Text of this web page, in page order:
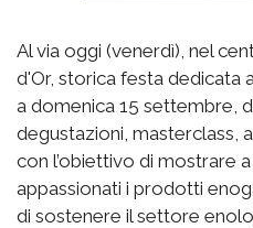
Al via oggi (venerdì), nel
d'Or, storica festa dedicata
a domenica 15 settembre,
degustazioni, masterclass,
con l’obiettivo di mostrare
appassionati i prodotti
di sostenere il settore